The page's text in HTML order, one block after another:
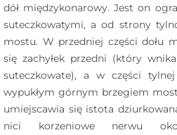
dół międzykonarowy. Jest on
suteczkowatymi, a od strony
mostu. W przedniej części dołu
się zachyłek przedni (który
suteczkowate), a w części
wypukłym górnym brzegiem
umiejscawia się istota
nici korzeniowe nerwu